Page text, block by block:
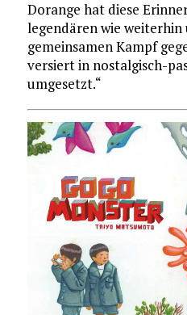
Dorange hat diese
legendären wie
gemeinsamen Kampf
versiert in nostalgisch-
umgesetzt.“